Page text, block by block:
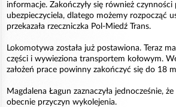
informacje. Zakończyły się również
ubezpieczyciela, dlatego możemy rozpocząć
przekazała rzeczniczka Pol-Miedź Trans.
Lokomotywa została już postawiona. Teraz
części i wywieziona transportem kołowym.
założeń prace powinny zakończyć się do 18
Magdalena Łagun zaznaczyła jednocześnie,
obecnie przyczyn wykolejenia.